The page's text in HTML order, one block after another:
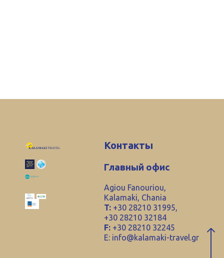
Контакты
Главный офис
Agiou Fanouriou,
Kalamaki, Chania
T: +30 28210 31995,
+30 28210 32184
F: +30 28210 32245
E: info@kalamaki-travel.gr